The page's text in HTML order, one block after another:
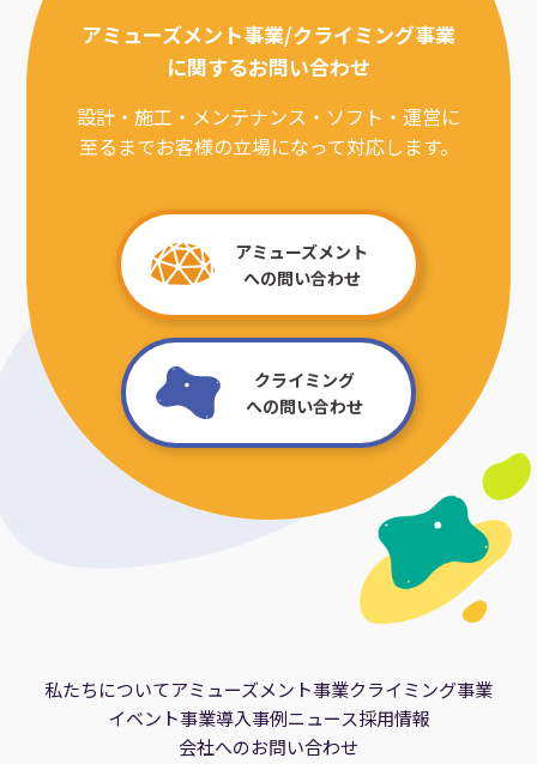
アミューズメント事業/クライミング事業
に関するお問い合わせ
設計・施工・メンテナンス・ソフト・運営に
至るまでお客様の立場になって対応します。
アミューズメント
への問い合わせ
クライミング
への問い合わせ
私たちについてアミューズメント事業クライミング事業
イベント事業導入事例ニュース採用情報
会社へのお問い合わせ